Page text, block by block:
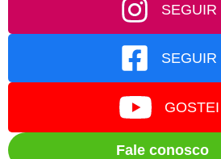
SEGUIR
SEGUIR
GOSTEI
Fale conosco